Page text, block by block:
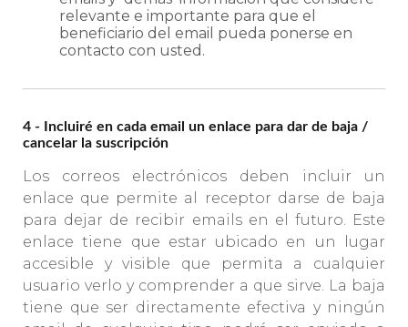
relevante e importante para que el
beneficiario del email pueda ponerse en
contacto con usted.
4 - Incluiré en cada email un enlace para dar de baja /
cancelar la suscripción
Los correos electrónicos deben incluir un
enlace que permite al receptor darse de baja
para dejar de recibir emails en el futuro. Este
enlace tiene que estar ubicado en un lugar
accesible y visible que permita a cualquier
usuario verlo y comprender a que sirve. La baja
tiene que ser directamente efectiva y ningún